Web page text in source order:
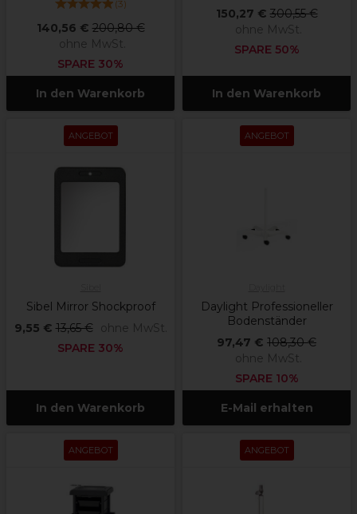
(3)
140,56 € 200,80 €
ohne MwSt.
SPARE 30%
In den Warenkorb
150,27 € 300,55 €
ohne MwSt.
SPARE 50%
In den Warenkorb
ANGEBOT
Sibel Mirror Shockproof
9,55 € 13,65 €
ohne MwSt.
SPARE 30%
In den Warenkorb
ANGEBOT
Daylight Professioneller
Bodenständer
97,47 € 108,30 €
ohne MwSt.
SPARE 10%
E-Mail erhalten
ANGEBOT ANGEBOT